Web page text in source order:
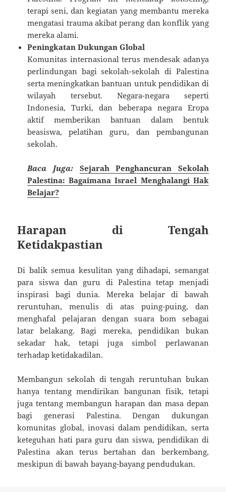
terapi seni, dan kegiatan yang membantu mereka
mengatasi trauma akibat perang dan konflik yang
mereka alami.
Peningkatan Dukungan Global
Komunitas internasional terus mendesak adanya
perlindungan bagi sekolah-sekolah di Palestina
serta meningkatkan bantuan untuk pendidikan di
wilayah tersebut. Negara-negara seperti
Indonesia, Turki, dan beberapa negara Eropa
aktif memberikan bantuan dalam bentuk
beasiswa, pelatihan guru, dan pembangunan
sekolah.
Baca Juga:
Sejarah Penghancuran Sekolah
Palestina: Bagaimana Israel Menghalangi Hak
Belajar?
Harapan di Tengah
Ketidakpastian
Di balik semua kesulitan yang dihadapi, semangat
para siswa dan guru di Palestina tetap menjadi
inspirasi bagi dunia. Mereka belajar di bawah
reruntuhan, menulis di atas puing-puing, dan
menghafal pelajaran dengan suara bom sebagai
latar belakang. Bagi mereka, pendidikan bukan
sekadar hak, tetapi juga simbol perlawanan
terhadap ketidakadilan.
Membangun sekolah di tengah reruntuhan bukan
hanya tentang mendirikan bangunan fisik, tetapi
juga tentang membangun harapan dan masa depan
bagi generasi Palestina. Dengan dukungan
komunitas global, inovasi dalam pendidikan, serta
keteguhan hati para guru dan siswa, pendidikan di
Palestina akan terus bertahan dan berkembang,
meskipun di bawah bayang-bayang pendudukan.